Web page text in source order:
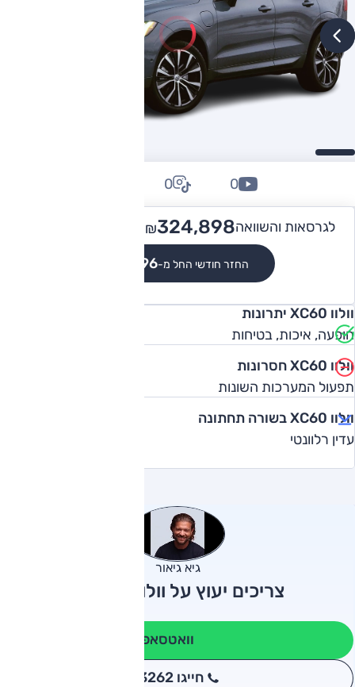
לגרסאות והשוואה ₪324,898 -
החזר חודשי החל מ-₪2,996
0
0
וולוו XC60 יתרונות
הופעה, איכות, בטיחות
וולוו XC60 חסרונות
תפעול המערכות השונות
וולוו XC60 בשורה תחתונה
עדין רלוונטי
גיא גיאור
צריכים יעוץ על וולוו XC60?
וואטסאפ
חייגו 3262